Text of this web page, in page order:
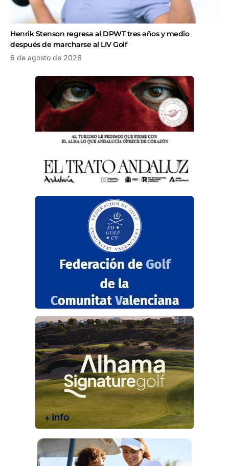
Henrik Stenson regresa al DPWT tres años y medio
después de marcharse al LIV Golf
6 de agosto de 2026